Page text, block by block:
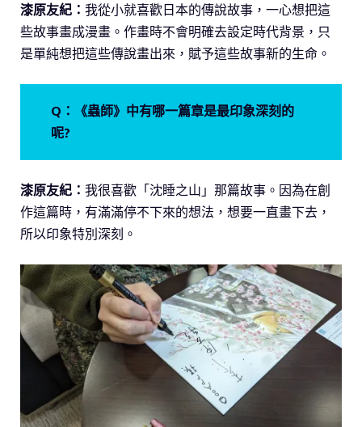
漆原友紀： 我從小就喜歡日本的傳說故事，一心想把這
些故事畫成漫畫。作畫時不會明確去設定時代背景，只
是單純想把這些傳說畫出來，賦予這些故事新的生命。
Q：《蟲師》中有哪一篇章是最印象深刻的
呢?
漆原友紀： 我很喜歡「沈睡之山」那篇故事。因為在創
作這篇時，有滿滿停不下來的想法，想要一直畫下去，
所以印象特別深刻。